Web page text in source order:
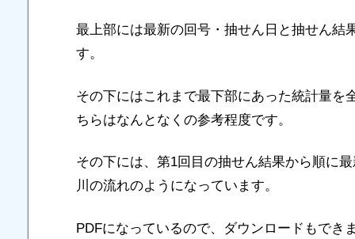
最上部には最新の回号・抽せん日と抽せん結
す。
その下にはこれまで最下部にあった統計量を
ちらはなんとなくの参考程度です。
その下には、第1回目の抽せん結果から順に
川の流れのようになっています。
PDFになっているので、ダウンロードもでき